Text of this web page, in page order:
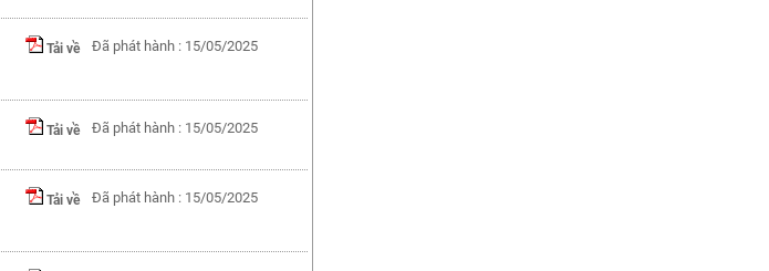
Tải về Đã phát hành : 15/05/2025
Tải về Đã phát hành : 15/05/2025
Tải về Đã phát hành : 15/05/2025